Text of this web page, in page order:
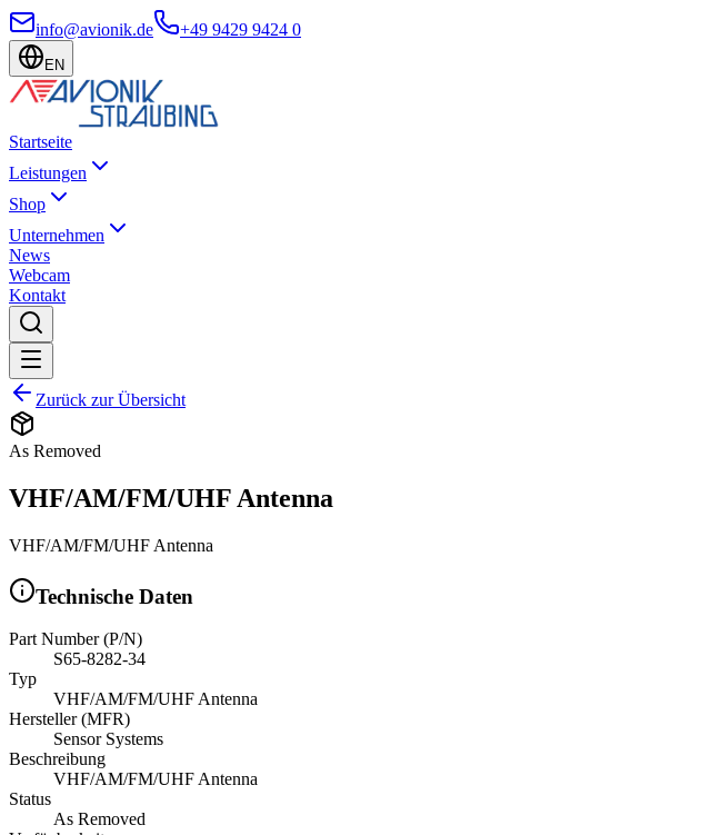
info@avionik.de +49 9429 9424 0
EN
Startseite
Leistungen
Shop
Unternehmen
News
Webcam
Kontakt
Zurück zur Übersicht
As Removed
VHF/AM/FM/UHF Antenna
VHF/AM/FM/UHF Antenna
Technische Daten
Part Number (P/N)
S65-8282-34
Typ
VHF/AM/FM/UHF Antenna
Hersteller (MFR)
Sensor Systems
Beschreibung
VHF/AM/FM/UHF Antenna
Status
As Removed